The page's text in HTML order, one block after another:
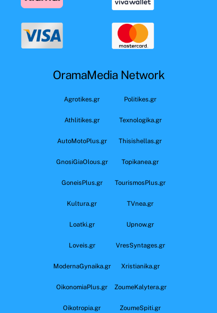
OramaMedia Network
Agrotikes.gr Politikes.gr
Athlitikes.gr Texnologika.gr
AutoMotoPlus.gr Thisishellas.gr
GnosiGiaOlous.gr Topikanea.gr
GoneisPlus.gr TourismosPlus.gr
Kultura.gr TVnea.gr
Loatki.gr Upnow.gr
Loveis.gr VresSyntages.gr
ModernaGynaika.gr Xristianika.gr
OikonomiaPlus.gr ZoumeKalytera.gr
Oikotropia.gr ZoumeSpiti.gr